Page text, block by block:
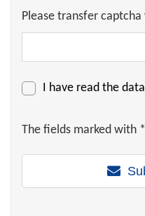
Please transfer
I have read the
The fields marked with